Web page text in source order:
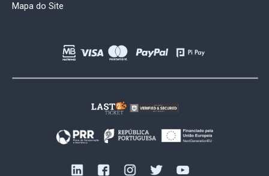
Mapa do Site